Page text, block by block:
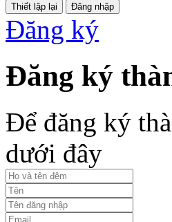
Đăng nhập
Đăng ký
Đăng ký
Để đăng ký
dưới đây